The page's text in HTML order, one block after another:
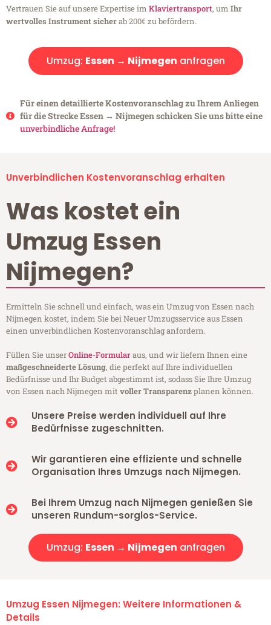
Vertrauen Sie auf unsere Expertise im Klaviertransport, um Ihr
wertvolles Instrument sicherab 200€ zu befördern.
Umzug: Essen → Nijmegen anfragen
Für einen detaillierte Kostenvoranschlag zu Ihrem Anliegen
für die Strecke Essen → Nijmegen schicken Sie uns bitte eine
unverbindliche Anfrage!
Unverbindlichen Kostenvoranschlag erhalten
Was kostet ein
Umzug Essen
Nijmegen?
Ermitteln Sie schnell und einfach, was ein Umzug von Essen nach
Nijmegen kostet, indem Sie bei Neuer Umzugsservice aus Essen
einen unverbindlichen Kostenvoranschlag anfordern.
Füllen Sie unserOnline-Formularaus, und wir liefern Ihnen eine
maßgeschneiderte Lösung, die perfekt auf Ihre individuellen
Bedürfnisse und Ihr Budget abgestimmt ist, sodass Sie Ihre Umzug
von Essen nach Nijmegen mitvoller Transparenzplanen können.
Unsere Preise werden individuell auf Ihre
Bedürfnisse zugeschnitten.
Wir garantieren eine effiziente und schnelle
Organisation Ihres Umzugs nach Nijmegen.
Bei Ihrem Umzug nach Nijmegen genießen Sie
unseren Rundum-sorglos-Service.
Umzug: Essen → Nijmegen anfragen
Umzug Essen Nijmegen: Weitere Informationen &
Details